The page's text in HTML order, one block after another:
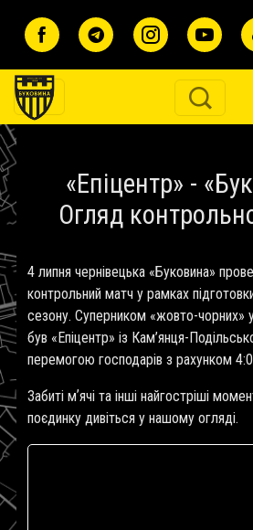
«Епіцентр» -
Огляд
4 липня чернівецька «Буковина»
контрольний матч у рамках
сезону. Суперником «жовто-чорних»
був «Епіцентр» із Кам’янця-
перемогою господарів з рахунком
Забиті мʼячі та інші найгостріші
поєдинку дивіться у нашому огляді.